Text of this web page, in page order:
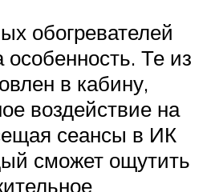
обогревателей
Те из
в кабину,
воздействие на
сеансы в ИК
сможет ощутить